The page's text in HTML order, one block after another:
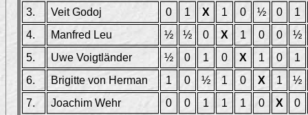
3.
Veit Godoj 0 1 X 1 0 ½ 0
1
4.
Manfred Leu ½ ½ 0 X 1 0 0
½
5.
Uwe Voigtländer ½ 0 1 0 X 1 0
1
6.
Brigitte von Herman 1 0 ½ 1 0 X 1
½
7.
Joachim Wehr 0 0 1 1 1 0 X
0